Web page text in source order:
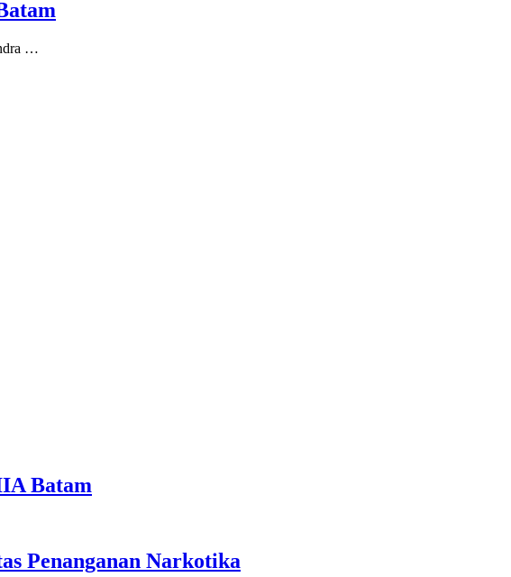
…
Batam
Penanganan Narkotika